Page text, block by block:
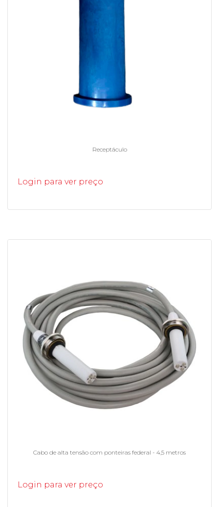
Receptáculo
Login para ver preço
Cabo de alta tensão com ponteiras federal - 4,5 metros
Login para ver preço